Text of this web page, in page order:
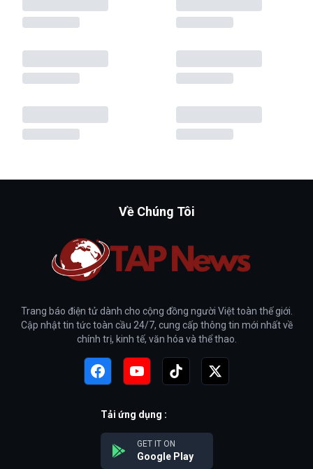
Về Chúng Tôi
Trang báo điện tử dành cho cộng đồng người Việt toàn thế giới.
Cập nhật tin tức toàn cầu 24/7, cung cấp thông tin mới nhất về
chính trị, kinh tế, văn hóa và thể thao.
Tải ứng dụng :
GET IT ON
Google Play